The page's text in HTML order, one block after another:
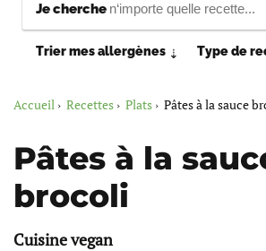
Je cherche
Trier mes allergènes ⇣ Type de
Accueil Recettes Plats Pâtes à la sauce
Pâtes à la
brocoli
Cuisine vegan